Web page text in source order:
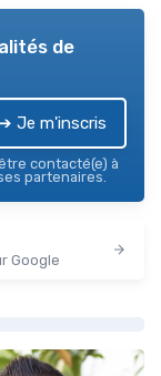
de
Je m'inscris
contacté(e) à
partenaires.
Google